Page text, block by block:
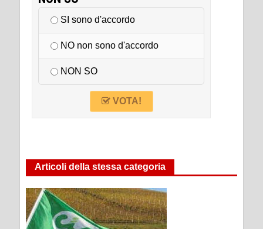
SI sono d'accordo
NO non sono d'accordo
NON SO
VOTA!
Articoli della stessa categoria